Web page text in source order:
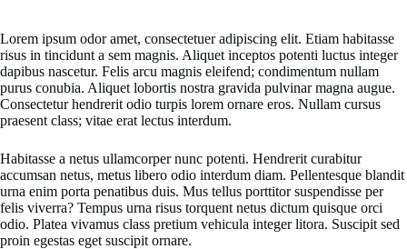
Lorem ipsum odor amet, consectetuer adipiscing elit. Etiam habitasse
risus in tincidunt a sem magnis. Aliquet inceptos potenti luctus integer
dapibus nascetur. Felis arcu magnis eleifend; condimentum nullam
purus conubia. Aliquet lobortis nostra gravida pulvinar magna augue.
Consectetur hendrerit odio turpis lorem ornare eros. Nullam cursus
praesent class; vitae erat lectus interdum.
Habitasse a netus ullamcorper nunc potenti. Hendrerit curabitur
accumsan netus, metus libero odio interdum diam. Pellentesque blandit
urna enim porta penatibus duis. Mus tellus porttitor suspendisse per
felis viverra? Tempus urna risus torquent netus dictum quisque orci
odio. Platea vivamus class pretium vehicula integer litora. Suscipit sed
proin egestas eget suscipit ornare.